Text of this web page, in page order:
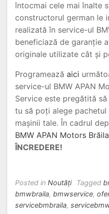
întocmai cele mai înalte
constructorul german le
realizată în service-ul
beneficiază de garanție
originale utilizate cât și
Programează aici
service-ul BMW APAN
Service este pregătită
tu să poți alege
mașinii tale. În cadrul
BMW APAN Motors Brăila
ÎNCREDERE!
Posted in Noutăți Tagged
bmwbraila, bmwservice,
servicebmbraila,